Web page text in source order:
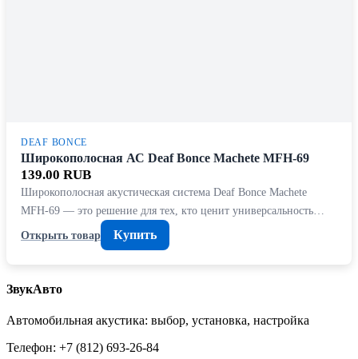
DEAF BONCE
Широкополосная АС Deaf Bonce Machete MFH-69
139.00 RUB
Широкополосная акустическая система Deaf Bonce Machete
MFH-69 — это решение для тех, кто ценит универсальность…
Открыть товар
Купить
ЗвукАвто
Автомобильная акустика: выбор, установка, настройка
Телефон: +7 (812) 693-26-84